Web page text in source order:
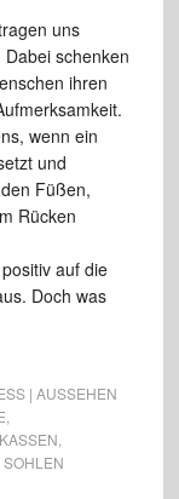
uns
schenken
ihren
wenn ein
und
Füßen,
Rücken
auf die
Doch was
| AUSSEHEN
SOHLEN